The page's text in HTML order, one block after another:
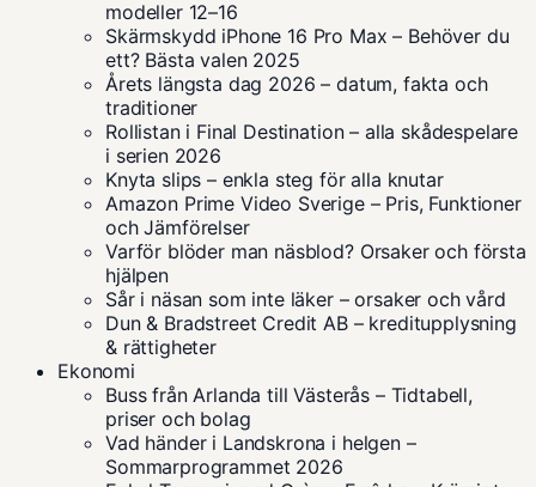
modeller 12–16
Skärmskydd iPhone 16 Pro Max – Behöver du
ett? Bästa valen 2025
Årets längsta dag 2026 – datum, fakta och
traditioner
Rollistan i Final Destination – alla skådespelare
i serien 2026
Knyta slips – enkla steg för alla knutar
Amazon Prime Video Sverige – Pris, Funktioner
och Jämförelser
Varför blöder man näsblod? Orsaker och första
hjälpen
Sår i näsan som inte läker – orsaker och vård
Dun & Bradstreet Credit AB – kreditupplysning
& rättigheter
Ekonomi
Buss från Arlanda till Västerås – Tidtabell,
priser och bolag
Vad händer i Landskrona i helgen –
Sommarprogrammet 2026